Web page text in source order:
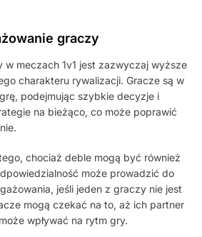
graczy
w meczach 1v1 jest zazwyczaj wyższe
charakteru rywalizacji. Gracze są w
podejmując szybkie decyzje i
na bieżąco, co może poprawić
chociaż deble mogą być również
może prowadzić do
jeśli jeden z graczy nie jest
mogą czekać na to, aż ich partner
wpływać na rytm gry.